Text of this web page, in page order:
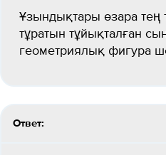
Ұзындықтары өзара тең
тұратын тұйықталған
геометриялық фигура
Ответ: